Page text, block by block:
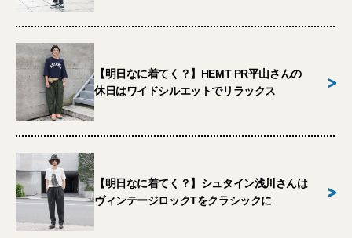
【明日なに着てく？】HEMT PR平山さんの
休日はワイドシルエットでリラックス
>
【明日なに着てく？】シュタイン浅川さんは
ヴィンテージロックTをクラシックに
>